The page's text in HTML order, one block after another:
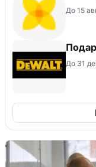
До 15
До 31